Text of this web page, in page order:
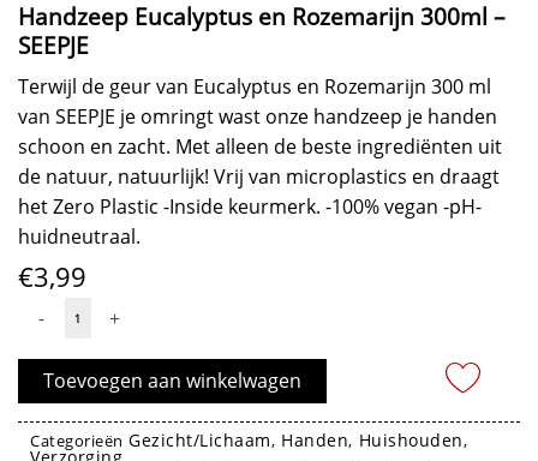
Handzeep Eucalyptus en Rozemarijn 300ml –
SEEPJE
Terwijl de geur van Eucalyptus en Rozemarijn 300 ml
van SEEPJE je omringt wast onze handzeep je handen
schoon en zacht. Met alleen de beste ingrediënten uit
de natuur, natuurlijk! Vrij van microplastics en draagt
het Zero Plastic -Inside keurmerk. -100% vegan -pH-
huidneutraal.
€3,99
-
Handzeep
Rozemarijn
300ml
+
Toevoegen aan winkelwagen
Categorieën Gezicht/Lichaam, Handen, Huishouden,
Verzorging